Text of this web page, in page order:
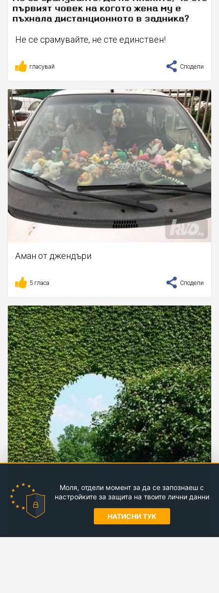
Не се срамувайте, не сте единствен!
гласувай Сподели
Аман от джендъри
5 гласа Сподели
Моля, отдели момент за да се запознаеш с
настройките за защита на твоите лични данни
НАТИСНИ ТУК